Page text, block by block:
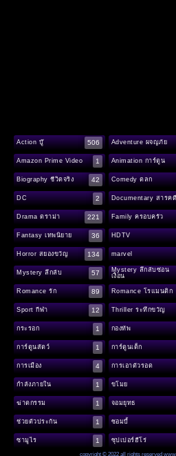
Action บู๊ 506 Adventure ผจญภัย
Amazon Prime Video 1 Animation การ์ตูน
Biography ชีวิตจริง 42 Comedy ตลก
DC 2 Documentary สารค
Drama ดราม่า 221 Family ครอบครัว
Fantasy เทพนิยาย 36 HDTV
Horror สยองขวัญ 134 marvel
Mystery ลึกลับ 57
Mystery ลึกลับซ่อน
เงื่อน
Romance รัก 89 Romance โรแมนติก
Sport กีฬา 12 Thriller ระทึกขวัญ
กระรอก 1 กองทัพ
การ์ตูนสัตว์ 1 การ์ตูนเด็ก
การเมือง 4 การเอาตัวรอด
กำลังภายใน 1 ขโมย
ฆ่าตกรรม 1 จอมยุทธ
ช่วยตัวประกัน 1 ซอมบี้
ซามูไร 1 ซุปเปอร์ฮีโร่
copyright © 2022 all rights reserved